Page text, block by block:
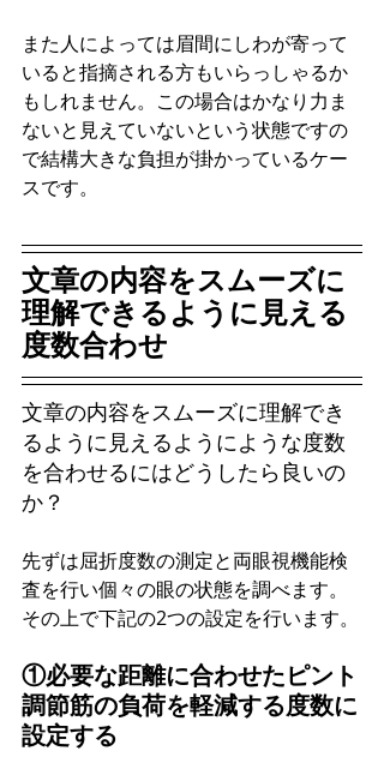
また人によっては眉間にしわが寄って
いると指摘される方もいらっしゃるか
もしれません。この場合はかなり力ま
ないと見えていないという状態ですの
で結構大きな負担が掛かっているケー
スです。
文章の内容をスムーズに
理解できるように見える
度数合わせ
文章の内容をスムーズに理解でき
るように見えるようにような度数
を合わせるにはどうしたら良いの
か？
先ずは屈折度数の測定と両眼視機能検
査を行い個々の眼の状態を調べます。
その上で下記の2つの設定を行います。
①必要な距離に合わせたピント
調節筋の負荷を軽減する度数に
設定する